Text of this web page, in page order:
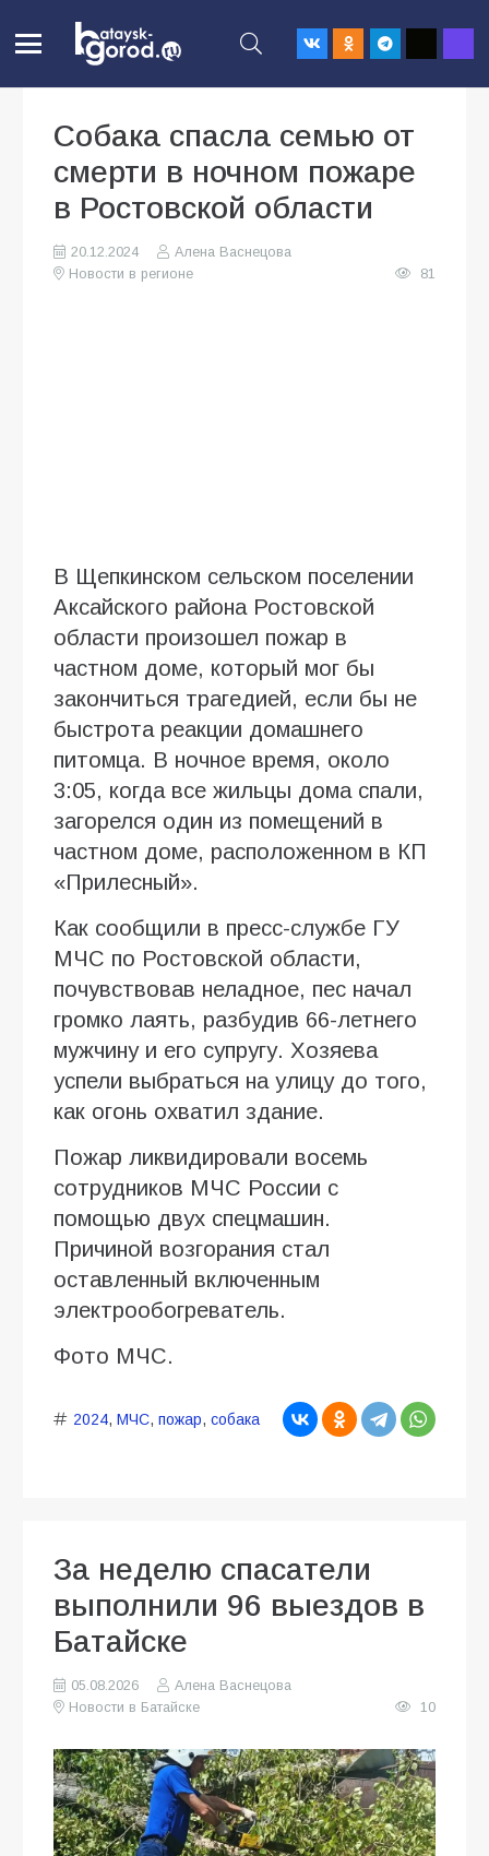
Собака спасла семью от
смерти в ночном пожаре
в Ростовской области
20.12.2024
Алена Васнецова
Новости в регионе
81
В Щепкинском сельском поселении
Аксайского района Ростовской
области произошел пожар в
частном доме, который мог бы
закончиться трагедией, если бы не
быстрота реакции домашнего
питомца. В ночное время, около
3:05, когда все жильцы дома спали,
загорелся один из помещений в
частном доме, расположенном в КП
«Прилесный».
Как сообщили в пресс-службе ГУ
МЧС по Ростовской области,
почувствовав неладное, пес начал
громко лаять, разбудив 66-летнего
мужчину и его супругу. Хозяева
успели выбраться на улицу до того,
как огонь охватил здание.
Пожар ликвидировали восемь
сотрудников МЧС России с
помощью двух спецмашин.
Причиной возгорания стал
оставленный включенным
электрообогреватель.
Фото МЧС.
2024, МЧС, пожар, собака
За неделю спасатели
выполнили 96 выездов в
Батайске
05.08.2026
Алена Васнецова
Новости в Батайске
10